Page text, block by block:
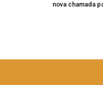
nova chamada